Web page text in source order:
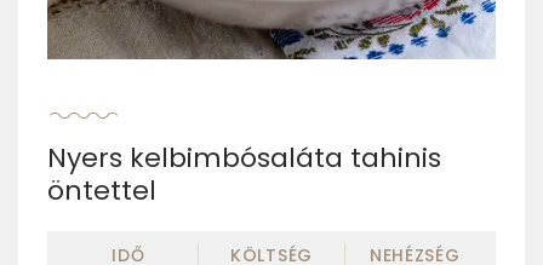
Nyers kelbimbósaláta tahinis
öntettel
IDŐ
KÖLTSÉG
NEHÉZSÉG